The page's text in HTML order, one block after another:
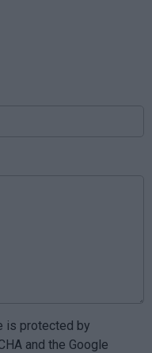
is protected by
and the Google